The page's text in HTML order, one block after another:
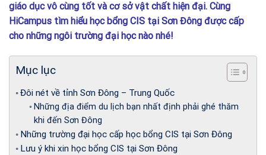
giáo dục vô cùng tốt và cơ sở vật chất hiện đại. Cùng
HiCampus tìm hiểu học bổng CIS tại Sơn Đông được cấp
cho những ngôi trường đại học nào nhé!
Mục lục
Đôi nét về tỉnh Sơn Đông – Trung Quốc
Những địa điểm du lịch bạn nhất định phải ghé thăm
khi đến Sơn Đông
Những trường đại học cấp học bổng CIS tại Sơn Đông
Lưu ý khi xin học bổng CIS tại Sơn Đông